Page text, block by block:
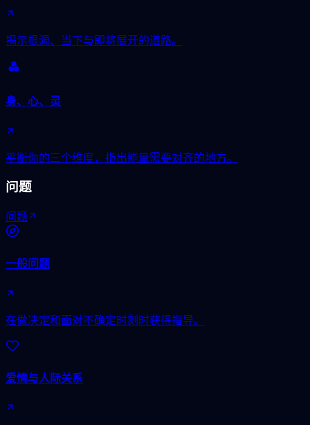
揭示根源、当下与即将展开的道路。
身、心、灵
平衡你的三个维度，指出能量需要对齐的地方。
问题
问题
一般问题
在做决定和面对不确定时刻时获得指导。
爱情与人际关系